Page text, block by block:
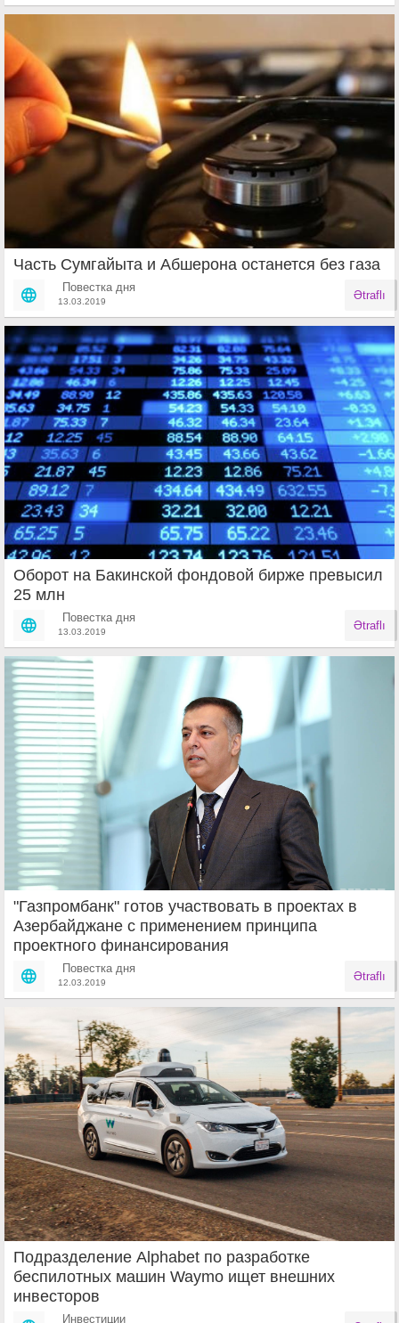
Часть Сумгайыта и Абшерона останется без газа
Повестка дня
13.03.2019 Ətraflı
Оборот на Бакинской фондовой бирже превысил
25 млн
Повестка дня
13.03.2019 Ətraflı
"Газпромбанк" готов участвовать в проектах в
Азербайджане с применением принципа
проектного финансирования
Повестка дня
12.03.2019 Ətraflı
Подразделение Alphabet по разработке
беспилотных машин Waymo ищет внешних
инвесторов
Инвестиции